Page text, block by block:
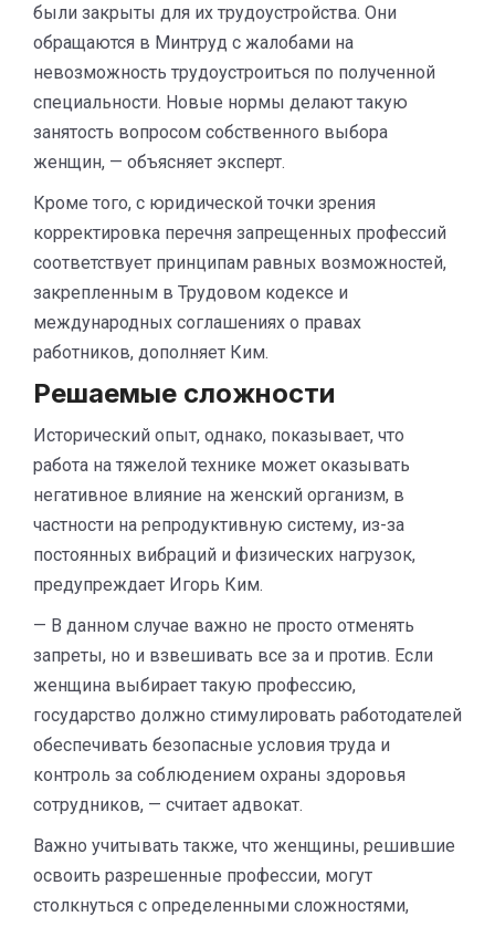
были закрыты для их трудоустройства. Они
обращаются в Минтруд с жалобами на
невозможность трудоустроиться по полученной
специальности. Новые нормы делают такую
занятость вопросом собственного выбора
женщин, — объясняет эксперт.
Кроме того, с юридической точки зрения
корректировка перечня запрещенных профессий
соответствует принципам равных возможностей,
закрепленным в Трудовом кодексе и
международных соглашениях о правах
работников, дополняет Ким.
Решаемые сложности
Исторический опыт, однако, показывает, что
работа на тяжелой технике может оказывать
негативное влияние на женский организм, в
частности на репродуктивную систему, из-за
постоянных вибраций и физических нагрузок,
предупреждает Игорь Ким.
— В данном случае важно не просто отменять
запреты, но и взвешивать все за и против. Если
женщина выбирает такую профессию,
государство должно стимулировать работодателей
обеспечивать безопасные условия труда и
контроль за соблюдением охраны здоровья
сотрудников, — считает адвокат.
Важно учитывать также, что женщины, решившие
освоить разрешенные профессии, могут
столкнуться с определенными сложностями,